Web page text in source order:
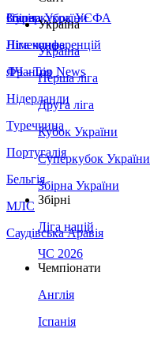
Збірна України
Італія
Німеччина
Франція
Нідерланди
Туреччина
Португалія
Бельгія
МЛС
Саудівська Аравія
Суперкубок УЄФА
Ліга конференцій
ЛЧ - Top News
Україна
Україна
Перша ліга
Друга ліга
Кубок України
Суперкубок України
Збірна України
Збірні
Ліга націй
ЧС 2026
Чемпіонати
Англія
Іспанія